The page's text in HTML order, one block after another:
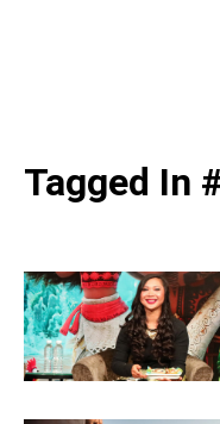
Tagged In